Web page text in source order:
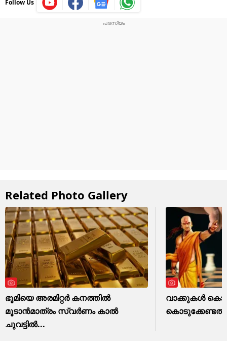
Follow Us
Related Photo Gallery
ഭൂമിയെ അരമിറ്റർ കനത്തിൽ
മൂടാൻമാത്രം സ്വർണം കാൽ
ചുവട്ടിൽ...
വാക്കുകൾ
കൊടുക്കേണ്ടത്